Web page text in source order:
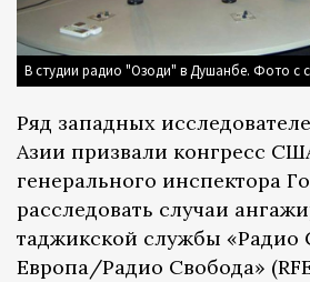
В студии радио "Озоди" в Душанбе. Фото с
Ряд западных
Азии призвали конгресс
генерального инспектора
расследовать случаи
таджикской службы «Радио
Европа/Радио Свобода»